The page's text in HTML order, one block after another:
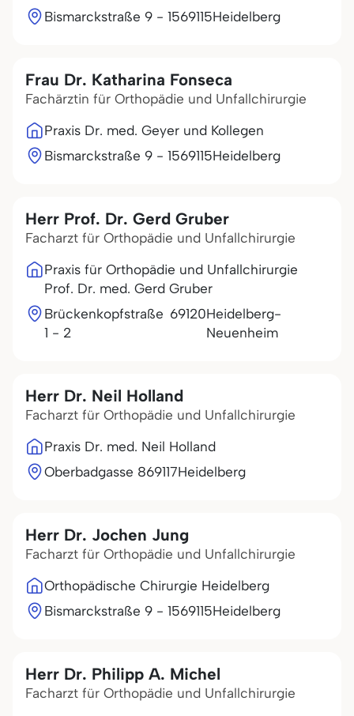
Bismarckstraße 9 - 1569115Heidelberg
Frau Dr. Katharina Fonseca
Fachärztin für Orthopädie und Unfallchirurgie
Praxis Dr. med. Geyer und Kollegen
Bismarckstraße 9 - 1569115Heidelberg
Herr Prof. Dr. Gerd Gruber
Facharzt für Orthopädie und Unfallchirurgie
Praxis für Orthopädie und Unfallchirurgie
Prof. Dr. med. Gerd Gruber
Brückenkopfstraße
1 - 2
69120Heidelberg-
Neuenheim
Herr Dr. Neil Holland
Facharzt für Orthopädie und Unfallchirurgie
Praxis Dr. med. Neil Holland
Oberbadgasse 869117Heidelberg
Herr Dr. Jochen Jung
Facharzt für Orthopädie und Unfallchirurgie
Orthopädische Chirurgie Heidelberg
Bismarckstraße 9 - 1569115Heidelberg
Herr Dr. Philipp A. Michel
Facharzt für Orthopädie und Unfallchirurgie